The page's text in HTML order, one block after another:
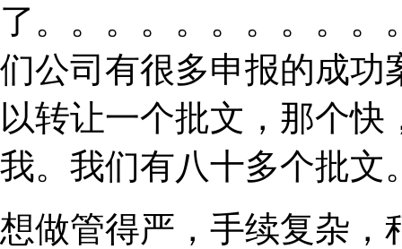
了。。。。。。。。。
们公司有很多申报的成功
以转让一个批文，那个
我。我们有八十多个批文
想做管得严，手续复杂，